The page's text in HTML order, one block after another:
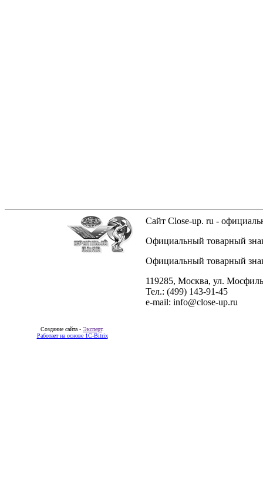
Сайт Close-up. ru -
Официальный товарный
Официальный товарный
119285, Москва, ул.
Тел.: (499) 143-91-45
e-mail: info@close-up.ru
Создание сайта - Эксперт.
Работает на основе 1C-Bitrix